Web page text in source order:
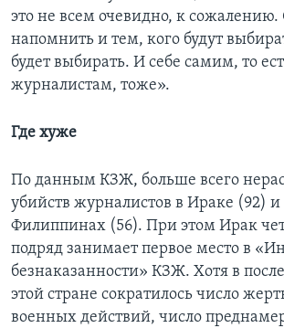
это не всем очевидно, к
напомнить и тем, кого будут
будет выбирать. И себе самим, то
журналистам, тоже».
Где хуже
По данным КЗЖ, больше всего
убийств журналистов в Ираке (92) и
Филиппинах (56). При этом Ирак
подряд занимает первое место в
безнаказанности» КЗЖ. Хотя в
этой стране сократилось число
военных действий, число